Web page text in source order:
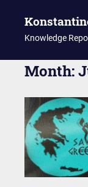
content
Knowledge
Month: